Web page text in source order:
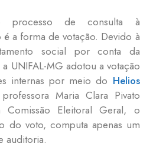
processo de consulta à
a forma de votação. Devido à
social por conta da
UNIFAL-MG adotou a votação
internas por meio do Helios
Maria Clara Pivato
Comissão Eleitoral Geral, o
do voto, computa apenas um
auditoria.